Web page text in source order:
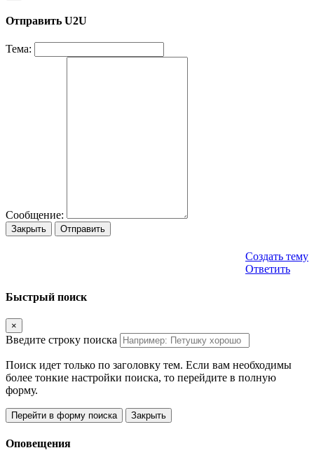
Отправить U2U
Тема:
Сообщение:
Закрыть Отправить
Создать тему
Ответить
Быстрый поиск
×
Введите строку поиска
Поиск идет только по заголовку тем. Если вам необходимы
более тонкие настройки поиска, то перейдите в полную
форму.
Перейти в форму поиска Закрыть
Оповещения